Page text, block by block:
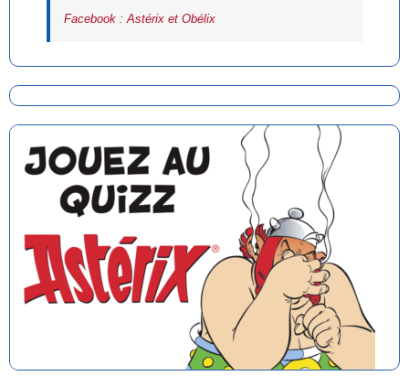
Facebook : Astérix et Obélix